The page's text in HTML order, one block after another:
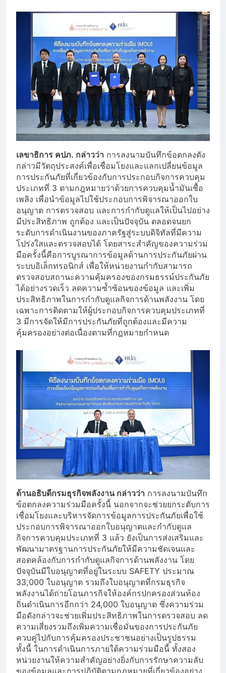
เลขาธิการ คปภ. กล่าวว่า การลงนามบันทึกข้อตกลงดัง
กล่าวมีวัตถุประสงค์เพื่อเชื่อมโยงและแลกเปลี่ยนข้อมูล
การประกันภัยที่เกี่ยวข้องกับการประกอบกิจการควบคุม
ประเภทที่ 3 ตามกฎหมายว่าด้วยการควบคุมน้ำมันเชื้อ
เพลิง เพื่อนำข้อมูลไปใช้ประกอบการพิจารณาออกใบ
อนุญาต การตรวจสอบ และการกำกับดูแลให้เป็นไปอย่าง
มีประสิทธิภาพ ถูกต้อง และเป็นปัจจุบัน ตลอดจนยก
ระดับการดำเนินงานของภาครัฐสู่ระบบดิจิทัลที่มีความ
โปร่งใสและตรวจสอบได้ โดยสาระสำคัญของความร่วม
มือครั้งนี้คือการบูรณาการข้อมูลด้านการประกันภัยผ่าน
ระบบอิเล็กทรอนิกส์ เพื่อให้หน่วยงานกำกับสามารถ
ตรวจสอบสถานะความคุ้มครองของกรมธรรม์ประกันภัย
ได้อย่างรวดเร็ว ลดความซ้ำซ้อนของข้อมูล และเพิ่ม
ประสิทธิภาพในการกำกับดูแลกิจการด้านพลังงาน โดย
เฉพาะการติดตามให้ผู้ประกอบกิจการควบคุมประเภทที่
3 มีการจัดให้มีการประกันภัยที่ถูกต้องและมีความ
คุ้มครองอย่างต่อเนื่องตามที่กฎหมายกำหนด
ด้านอธิบดีกรมธุรกิจพลังงาน กล่าวว่า การลงนามบันทึก
ข้อตกลงความร่วมมือครั้งนี้ นอกจากจะช่วยยกระดับการ
เชื่อมโยงและบริหารจัดการข้อมูลการประกันภัยเพื่อใช้
ประกอบการพิจารณาออกใบอนุญาตและกำกับดูแล
กิจการควบคุมประเภทที่ 3 แล้ว ยังเป็นการส่งเสริมและ
พัฒนามาตรฐานการประกันภัยให้มีความชัดเจนและ
สอดคล้องกับการกำกับดูแลกิจการด้านพลังงาน โดย
ปัจจุบันมีใบอนุญาตที่อยู่ในระบบ SAFETY ประมาณ
33,000 ใบอนุญาต รวมถึงใบอนุญาตที่กรมธุรกิจ
พลังงานได้ถ่ายโอนภารกิจให้องค์กรปกครองส่วนท้อง
ถิ่นดำเนินการอีกกว่า 24,000 ใบอนุญาต ซึ่งความร่วม
มือดังกล่าวจะช่วยเพิ่มประสิทธิภาพในการตรวจสอบ ลด
ความเสี่ยงรวมถึงเพิ่มความเชื่อมั่นของการประกันภัย
ควบคู่ไปกับการคุ้มครองประชาชนอย่างเป็นรูปธรรม
ทั้งนี้ ในการดำเนินการภายใต้ความร่วมมือนี้ ทั้งสอง
หน่วยงานให้ความสำคัญอย่างยิ่งกับการรักษาความลับ